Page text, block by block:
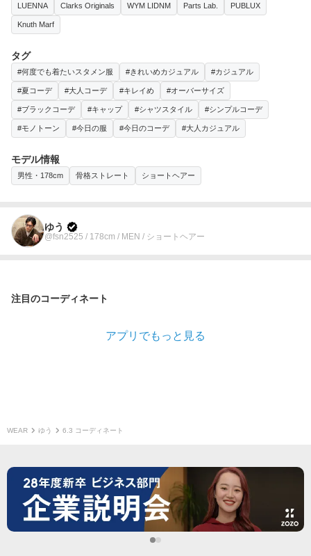
LUENNA Clarks Originals WYM LIDNM Parts Lab. PUBLUX
Knuth Marf
タグ
#何度でも着たいスタメン服 #きれいめカジュアル #カジュアル
#夏コーデ #大人コーデ #キレイめ #オーバーサイズ
#ブラックコーデ #キャップ #シャツスタイル #シンプルコーデ
#モノトーン #今日の服 #今日のコーデ #大人カジュアル
モデル情報
男性・178cm 骨格ストレート ショートヘアー
ゆう
@fsn2525 / 178cm / MEN / ショートヘアー
注目のコーディネート
アプリでもっと見る
WEAR ゆう 6.3 コーディネート